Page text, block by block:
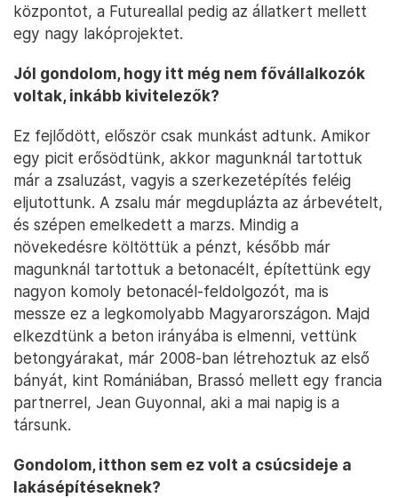
központot, a Futureallal pedig az állatkert mellett
egy nagy lakóprojektet.
Jól gondolom, hogy itt még nem fővállalkozók
voltak, inkább kivitelezők?
Ez fejlődött, először csak munkást adtunk. Amikor
egy picit erősödtünk, akkor magunknál tartottuk
már a zsaluzást, vagyis a szerkezetépítés feléig
eljutottunk. A zsalu már megduplázta az árbevételt,
és szépen emelkedett a marzs. Mindig a
növekedésre költöttük a pénzt, később már
magunknál tartottuk a betonacélt, építettünk egy
nagyon komoly betonacél-feldolgozót, ma is
messze ez a legkomolyabb Magyarországon. Majd
elkezdtünk a beton irányába is elmenni, vettünk
betongyárakat, már 2008-ban létrehoztuk az első
bányát, kint Romániában, Brassó mellett egy francia
partnerrel, Jean Guyonnal, aki a mai napig is a
társunk.
Gondolom, itthon sem ez volt a csúcsideje a
lakásépítéseknek?